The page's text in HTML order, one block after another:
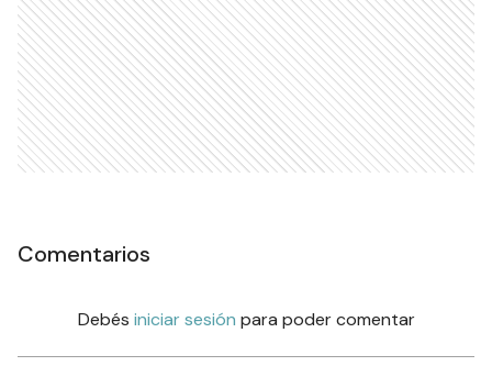
Comentarios
Debés iniciar sesión para poder comentar